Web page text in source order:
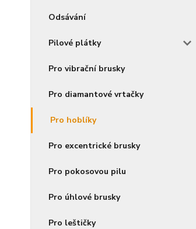
Odsávání
Pilové plátky
Pro vibrační brusky
Pro diamantové vrtačky
Pro hoblíky
Pro excentrické brusky
Pro pokosovou pilu
Pro úhlové brusky
Pro leštičky